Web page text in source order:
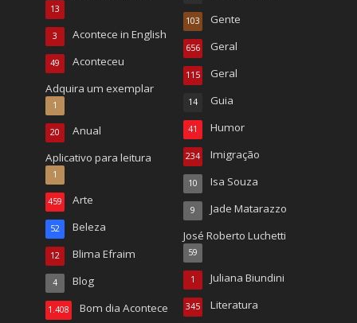
13
Acontece in English
3
Aconteceu
49
Adquira um exemplar
1
Anual
20
Aplicativo para leitura
1
Arte
459
Beleza
52
Blima Efraim
12
Blog
4
Bom dia Acontece
1.408
Gente
103
Geral
656
Geral
115
Guia
14
Humor
41
Imigração
234
Isa Souza
10
Jade Matarazzo
9
José Roberto Luchetti
59
Juliana Biundini
1
Literatura
345